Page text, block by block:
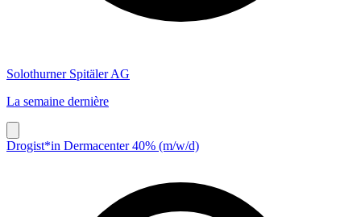
Solothurner Spitäler AG
La semaine dernière
Drogist*in Dermacenter 40% (m/w/d)